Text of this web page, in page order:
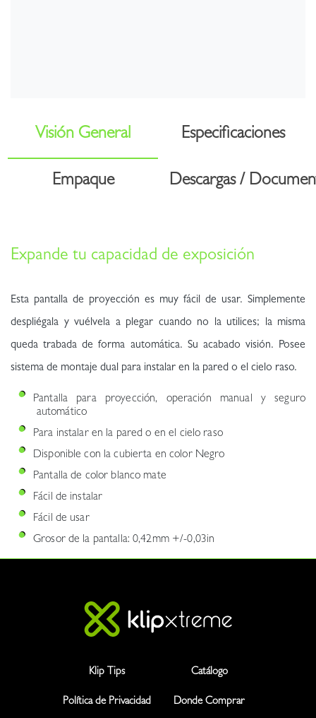
Visión General Especificaciones
Empaque Descargas /
Expande tu capacidad de exposición
Esta pantalla de proyección es muy fácil de usar. Simplemente
despliégala y vuélvela a plegar cuando no la utilices; la misma
queda trabada de forma automática. Su acabado visión. Posee
sistema de montaje dual para instalar en la pared o el cielo raso.
Pantalla para proyección, operación manual y seguro
automático
Para instalar en la pared o en el cielo raso
Disponible con la cubierta en color Negro
Pantalla de color blanco mate
Fácil de instalar
Fácil de usar
Grosor de la pantalla: 0,42mm +/-0,03in
Klip Tips Catálogo
Política de Privacidad Donde Comprar